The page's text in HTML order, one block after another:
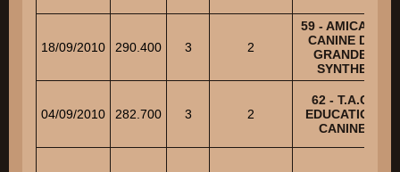
18/09/2010 290.400 3 2
59 - AMICALE
CANINE DE
GRANDE-
SYNTHE
04/09/2010 282.700 3 2
62 - T.A.C.
EDUCATION
CANINE